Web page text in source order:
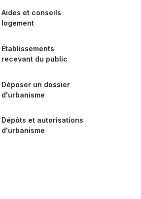
Aides et conseils
logement
Établissements
recevant du public
Déposer un dossier
d'urbanisme
Dépôts et autorisations
d'urbanisme